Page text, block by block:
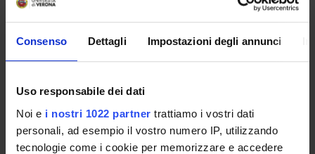
Consenso Dettagli Impostazioni degli annunci
Uso responsabile dei dati
Noi e i nostri 1022 partner trattiamo i vostri dati
personali, ad esempio il vostro numero IP, utilizzando
tecnologie come i cookie per memorizzare e accedere
Gaetano Nicola Vattemi
Professore associato
COLLABORATORI ESTERNI
Paola Tonin
Azienda Ospedaliera di Verona Dirigente Medico